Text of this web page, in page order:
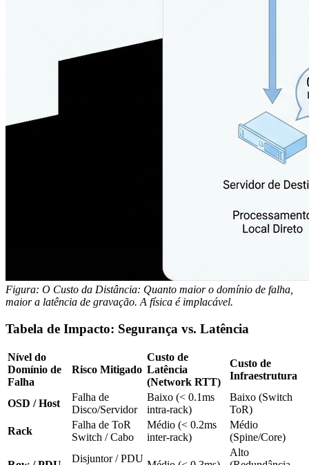
Figura: O Custo da Distância: Quanto maior o domínio de falha,
maior a latência de gravação. A física é implacável.
Tabela de Impacto: Segurança vs. Latência
Nível do
Domínio de
Falha
Risco Mitigado
Custo de
Latência
(Network RTT)
Custo de
Infraestrutura
OSD / Host
Falha de
Disco/Servidor
Baixo (< 0.1ms
intra-rack)
Baixo (Switch
ToR)
Rack
Falha de ToR
Switch / Cabo
Médio (< 0.2ms
inter-rack)
Médio
(Spine/Core)
Disjuntor / PDU
Alto